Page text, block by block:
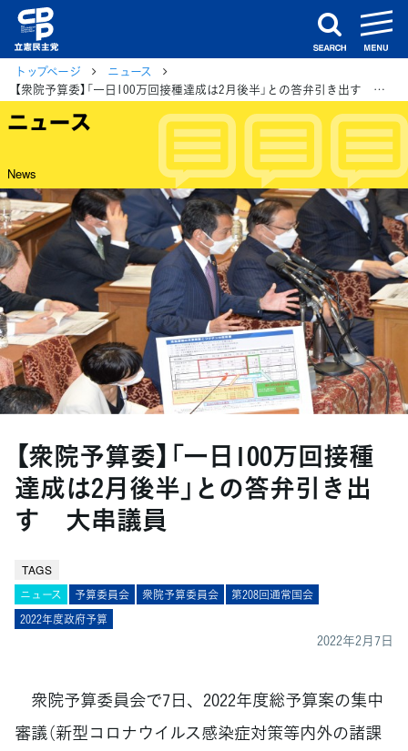
search
トップページ
ニュース
【衆院予算委】「一日100万回接種達成は2月後半」との答弁引き出す 大串議員
ニュース
News
【衆院予算委】「一日100万回接種
達成は2月後半」との答弁引き出
す 大串議員
TAGS
ニュース 予算委員会 衆院予算委員会
第208回通常国会
2022年度政府予算
2022年2月7日
衆院予算委員会で7日、2022年度総予算案の集中
審議（新型コロナウイルス感染症対策等内外の諸課